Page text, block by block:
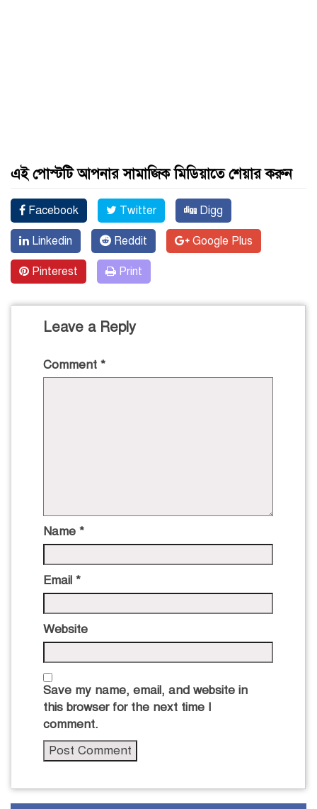
এই পোস্টটি আপনার সামাজিক মিডিয়াতে শেয়ার করুন
Facebook Twitter Digg
Linkedin Reddit Google Plus
Pinterest Print
Leave a Reply
Comment *
Name *
Email *
Website
Save my name, email, and website in
this browser for the next time I
comment.